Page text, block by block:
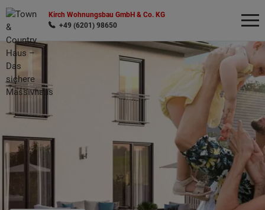
Kirch Wohnungsbau GmbH & Co. KG
+49 (6201) 98650
Wonach möchten Sie suchen?